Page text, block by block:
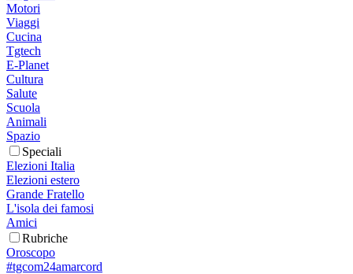
Motori
Viaggi
Cucina
Tgtech
E-Planet
Cultura
Salute
Scuola
Animali
Spazio
Speciali
Elezioni Italia
Elezioni estero
Grande Fratello
L'isola dei famosi
Amici
Rubriche
Oroscopo
#tgcom24amarcord